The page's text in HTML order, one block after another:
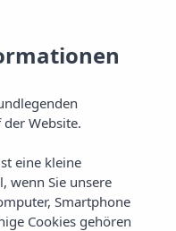
DE
Website.
eine kleine
wenn Sie unsere
Smartphone
Cookies gehören